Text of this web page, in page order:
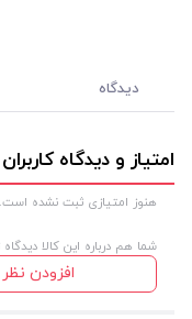
دیدگاه
امتیاز و دیدگاه کاربران
هنوز امتیازی ثبت نشده است.
شما هم درباره این کالا
افزودن